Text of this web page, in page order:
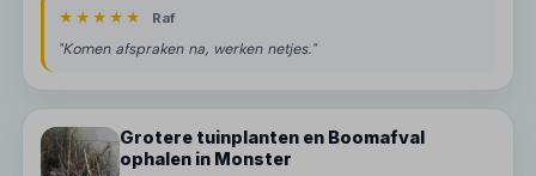
★★★★★ Raf
"Komen afspraken na, werken netjes."
Grotere tuinplanten en Boomafval
ophalen in Monster